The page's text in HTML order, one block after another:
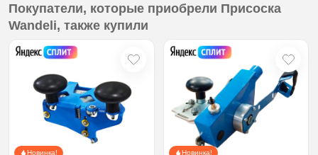
Покупатели, которые приобрели Присоска
Wandeli, также купили
Новинка! Новинка!